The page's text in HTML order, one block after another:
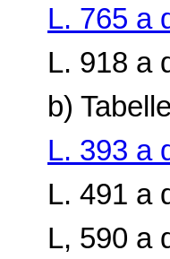
L. 765 a
L. 918 a
b)
L. 393 a
L. 491 a
L, 590 a